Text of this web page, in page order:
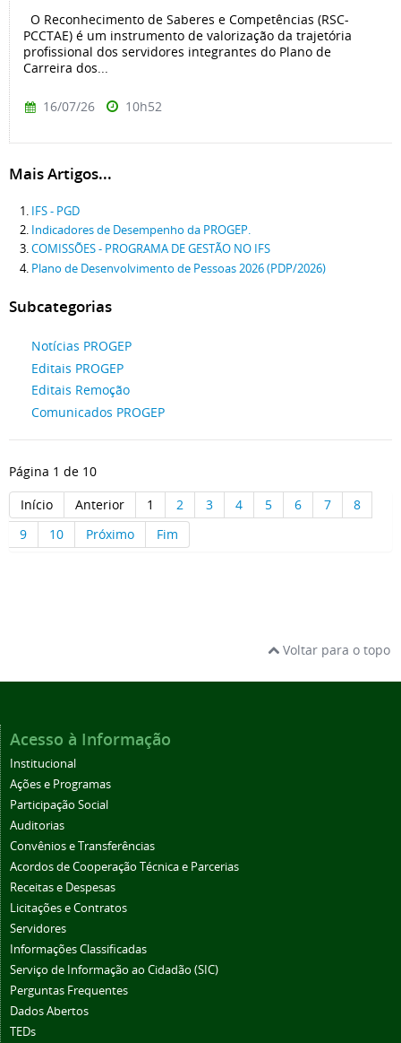
O Reconhecimento de Saberes e Competências (RSC-
PCCTAE) é um instrumento de valorização da trajetória
profissional dos servidores integrantes do Plano de
Carreira dos...
16/07/26 10h52
Mais Artigos...
IFS - PGD
Indicadores de Desempenho da PROGEP.
COMISSÕES - PROGRAMA DE GESTÃO NO IFS
Plano de Desenvolvimento de Pessoas 2026 (PDP/2026)
Subcategorias
Notícias PROGEP
Editais PROGEP
Editais Remoção
Comunicados PROGEP
Página 1 de 10
Início
Anterior 1 2 3 4 5 6 7
8
9
10 Próximo Fim
Voltar para o topo
Acesso à Informação
Institucional
Ações e Programas
Participação Social
Auditorias
Convênios e Transferências
Acordos de Cooperação Técnica e Parcerias
Receitas e Despesas
Licitações e Contratos
Servidores
Informações Classificadas
Serviço de Informação ao Cidadão (SIC)
Perguntas Frequentes
Dados Abertos
TEDs